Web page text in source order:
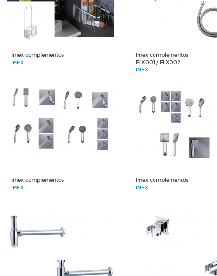
Imex complementos
IMEX
Imex complementos
FLX001 / FLX002
IMEX
Imex complementos
IMEX
Imex complementos
IMEX